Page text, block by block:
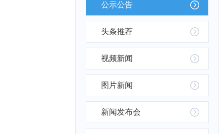
公示公告
头条推荐
视频新闻
图片新闻
新闻发布会